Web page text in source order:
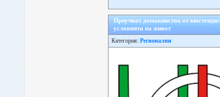
Проучват домакинства от
условията на живот
Категория: Регионални